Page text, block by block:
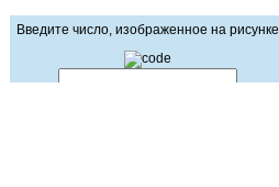
Введите число, изображенное на рисунке